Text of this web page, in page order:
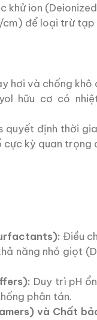
khử ion
cm) để loại trừ
hơi và chống khô
hữu cơ có
quyết định thời
cực kỳ quan
Điều
năng nhỏ giọt
Duy trì pH
phân tán.
và Chất